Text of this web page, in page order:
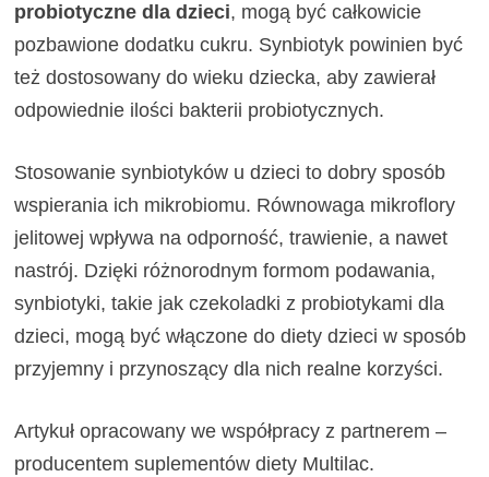
probiotyczne dla dzieci, mogą być całkowicie
pozbawione dodatku cukru. Synbiotyk powinien być
też dostosowany do wieku dziecka, aby zawierał
odpowiednie ilości bakterii probiotycznych.
Stosowanie synbiotyków u dzieci to dobry sposób
wspierania ich mikrobiomu. Równowaga mikroflory
jelitowej wpływa na odporność, trawienie, a nawet
nastrój. Dzięki różnorodnym formom podawania,
synbiotyki, takie jak czekoladki z probiotykami dla
dzieci, mogą być włączone do diety dzieci w sposób
przyjemny i przynoszący dla nich realne korzyści.
Artykuł opracowany we współpracy z partnerem –
producentem suplementów diety Multilac.